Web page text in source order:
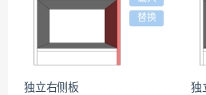
替换
独立右侧板 独